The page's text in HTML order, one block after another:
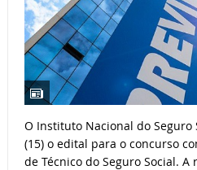
O Instituto Nacional do Seguro
(15) o edital para o concurso
de Técnico do Seguro Social.